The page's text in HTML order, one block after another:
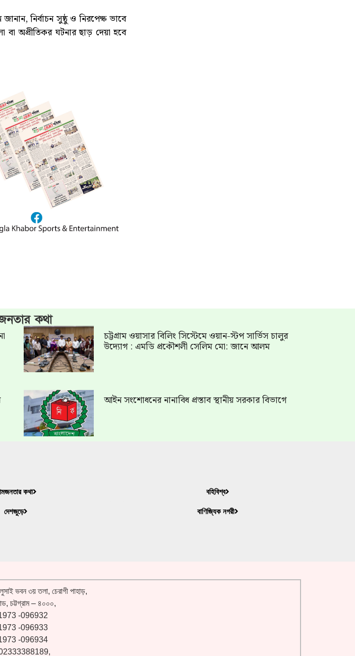
নির্বাচন সুষ্ঠু ও নিরপেক্ষ ভাবে
বা অপ্রীতিকর ঘটনার ছাড় দেয়া হবে
কথা
চট্টগ্রাম ওয়াসার বিলিং সিস্টেমে ওয়ান-স্টপ সার্ভিস চালুর
উদ্যোগ : এমডি প্রকৌশলী সেলিম মো: জানে আলম
আইন সংশোধনের নানাবিধ প্রস্তাব স্থানীয় সরকার বিভাগে
কথা
দেশজুড়ে
বহিবিশ্ব
বাণিজ্যিক নগরী
ভবন ৩য় তলা, চেরাগী পাহাড়,
চট্টগ্রাম – ৪০০০,
-096932
-096933
-096934